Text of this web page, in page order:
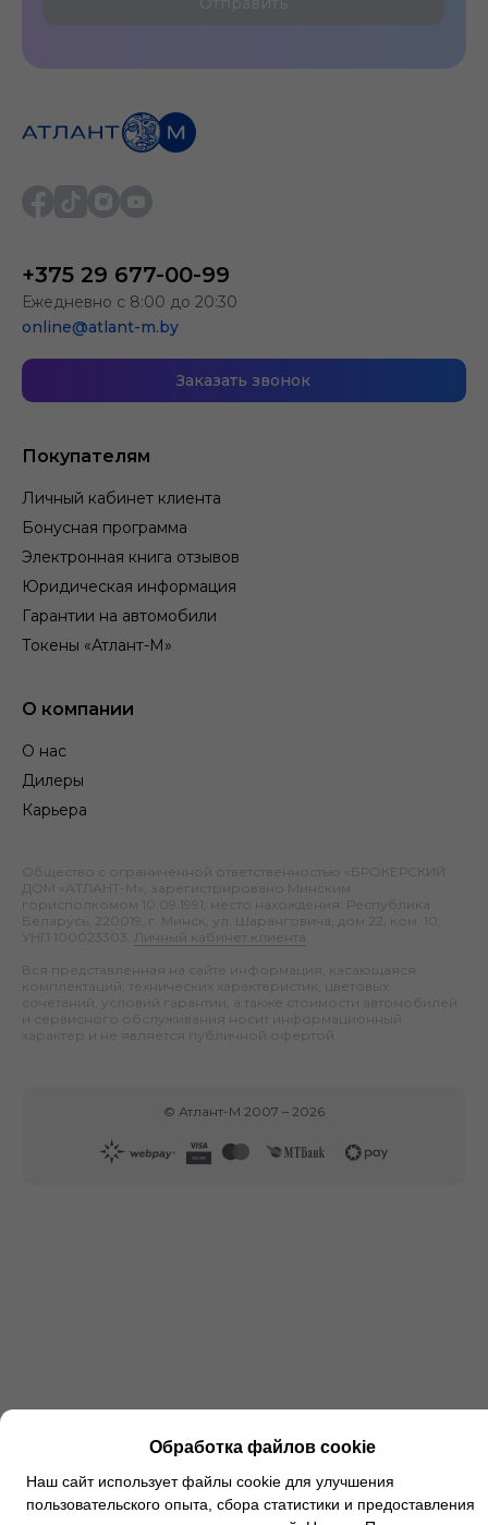
Покупателям
Личный кабинет клиента
Бонусная программа
Электронная книга отзывов
Юридическая информация
Гарантии на автомобили
Токены «Атлант-М»
О компании
О нас
Дилеры
Карьера
+375 29 677-00-99
Ежедневно с 8:00 до 20:30
online@atlant-m.by
Заказать звонок
Общество с ограниченной ответственностью «БРОКЕРСКИЙ
ДОМ «АТЛАНТ-М», зарегистрировано Минским
горисполкомом 10.09.1991; место нахождения: Республика
Беларусь, 220019, г. Минск, ул. Шаранговича, дом 22, ком. 10;
УНП 100023303.
Личный кабинет клиента
Вся представленная на сайте информация, касающаяся
комплектаций, технических характеристик, цветовых
сочетаний, условий гарантии, а также стоимости автомобилей
и сервисного обслуживания носит информационный
характер и не является публичной офертой.
© Атлант-М 2007 – 2026
Обработка файлов cookie
Наш сайт использует файлы cookie для улучшения
пользовательского опыта, сбора статистики и предоставления